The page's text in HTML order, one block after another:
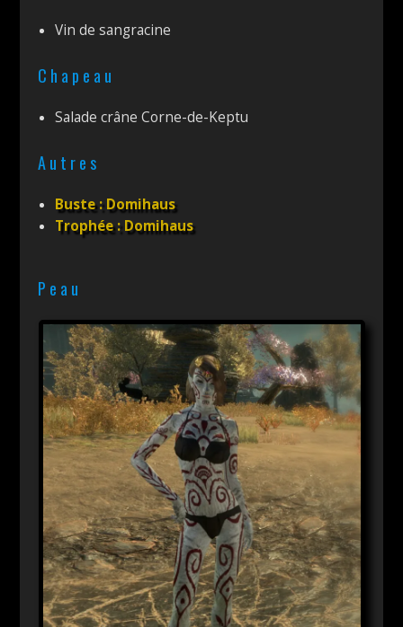
Vin de sangracine
Chapeau
Salade crâne Corne-de-Keptu
Autres
Buste : Domihaus
Trophée : Domihaus
Peau